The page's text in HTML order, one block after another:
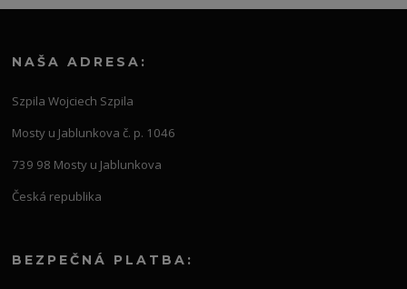
NAŠA ADRESA:
Szpila Wojciech Szpila
Mosty u Jablunkova č. p. 1046
739 98 Mosty u Jablunkova
Česká republika
BEZPEČNÁ PLATBA: